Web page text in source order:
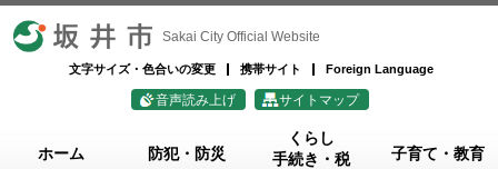
坂井市 Sakai City Official Website
文字サイズ・色合いの変更 携帯サイト Foreign Language
音声読み上げ サイトマップ
ホーム 防犯・防災
くらし
手続き・税
子育て・教育